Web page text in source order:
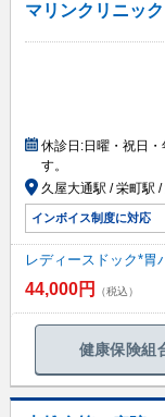
マリンクリニック
休診日:日曜・祝日
す。
久屋大通駅 / 栄町駅 /
インボイス制度に対応
レディースドック*胃
44,000円 （税込）
健康保険組